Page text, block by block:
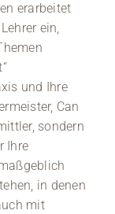
erarbeitet
ein,
und Ihre
Can
sondern
Ihre
in denen
mit